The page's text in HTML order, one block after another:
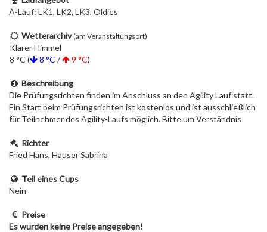
A-Lauf: LK1, LK2, LK3, Oldies
Wetterarchiv (am Veranstaltungsort)
Klarer Himmel
8 °C (
8 °C / 9 °C)
Beschreibung
Die Prüfungsrichten finden im Anschluss an den Agility Lauf statt.
Ein Start beim Prüfungsrichten ist kostenlos und ist ausschließlich
für Teilnehmer des Agility-Laufs möglich. Bitte um Verständnis
Richter
Fried Hans, Hauser Sabrina
Teil eines Cups
Nein
Preise
Es wurden keine Preise angegeben!